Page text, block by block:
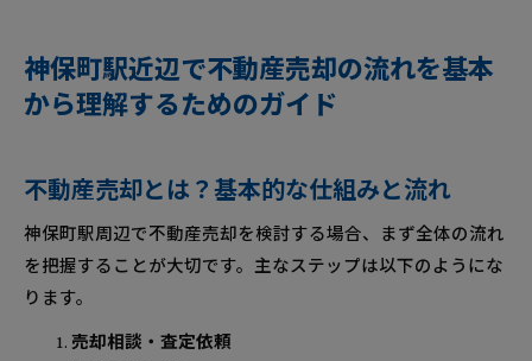
売却市況と今後の見通し
神保町駅周辺の不動産売却について
関連エリア
神保町駅近辺で不動産売却の流れを基本
から理解するためのガイド
不動産売却とは？基本的な仕組みと流れ
神保町駅周辺で不動産売却を検討する場合、まず全体の流れ
を把握することが大切です。主なステップは以下のようにな
ります。
売却相談・査定依頼